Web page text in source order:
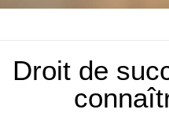
Droit de